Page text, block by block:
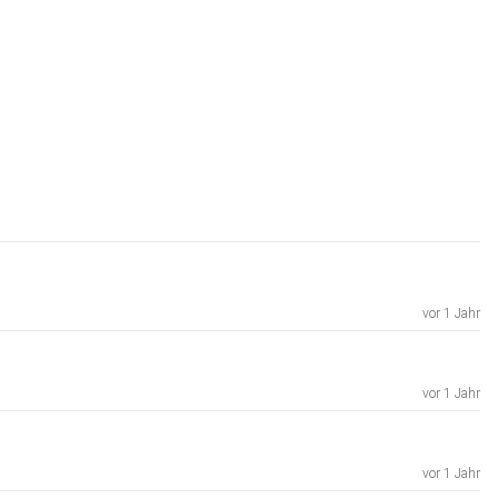
vor 1 Jahr
vor 1 Jahr
vor 1 Jahr